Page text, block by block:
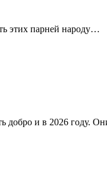
этих парней народу…
добро и в 2026 году.